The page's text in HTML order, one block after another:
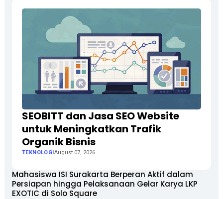
SEOBITT dan Jasa SEO Website
untuk Meningkatkan Trafik
Organik Bisnis
TEKNOLOGIAugust 07, 2026
Mahasiswa ISI Surakarta Berperan Aktif dalam
Persiapan hingga Pelaksanaan Gelar Karya LKP
EXOTIC di Solo Square